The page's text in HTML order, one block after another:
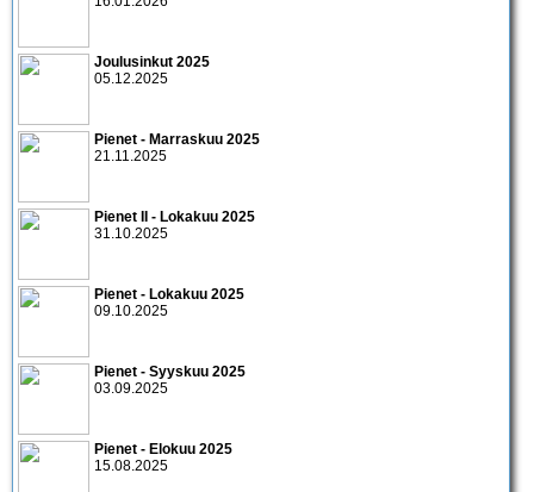
Joulusinkut 2025
05.12.2025
Pienet - Marraskuu 2025
21.11.2025
Pienet II - Lokakuu 2025
31.10.2025
Pienet - Lokakuu 2025
09.10.2025
Pienet - Syyskuu 2025
03.09.2025
Pienet - Elokuu 2025
15.08.2025